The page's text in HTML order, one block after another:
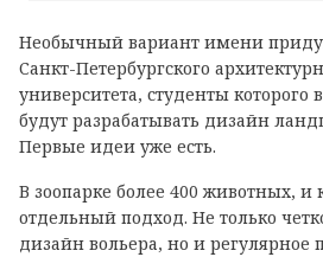
Необычный вариант имени
Санкт-Петербургского
университета, студенты которого
будут разрабатывать дизайн
Первые идеи уже есть.
В зоопарке более 400 животных,
отдельный подход. Не только
дизайн вольера, но и